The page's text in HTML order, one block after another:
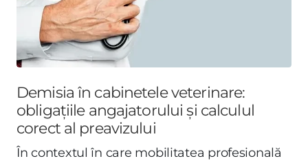
Demisia în cabinetele veterinare:
obligațiile angajatorului și calculul
corect al preavizului
În contextul în care mobilitatea profesională